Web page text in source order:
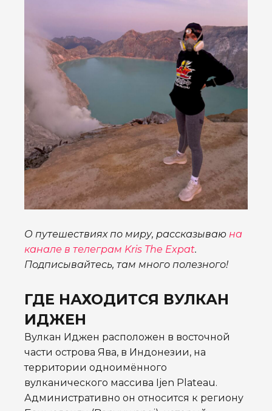
О путешествиях по миру, рассказываю на
канале в телеграм Kris The Expat.
Подписывайтесь, там много полезного!
ГДЕ НАХОДИТСЯ ВУЛКАН
ИДЖЕН
Вулкан Иджен расположен в восточной
части острова Ява, в Индонезии, на
территории одноимённого
вулканического массива Ijen Plateau.
Административно он относится к региону